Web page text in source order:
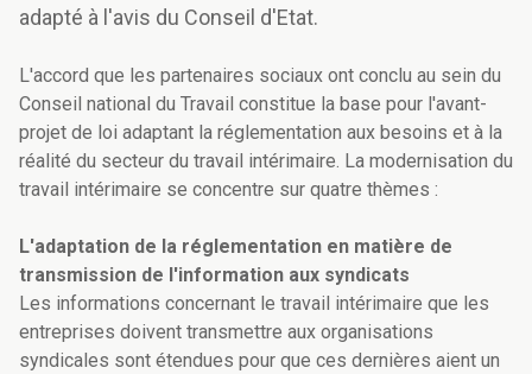
adapté à l'avis du Conseil d'Etat.
L'accord que les partenaires sociaux ont conclu au sein du
Conseil national du Travail constitue la base pour l'avant-
projet de loi adaptant la réglementation aux besoins et à la
réalité du secteur du travail intérimaire. La modernisation du
travail intérimaire se concentre sur quatre thèmes :
L'adaptation de la réglementation en matière de
transmission de l'information aux syndicats
Les informations concernant le travail intérimaire que les
entreprises doivent transmettre aux organisations
syndicales sont étendues pour que ces dernières aient un